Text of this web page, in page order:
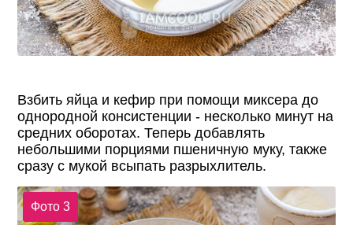
Взбить яйца и кефир при помощи миксера до
однородной консистенции - несколько минут на
средних оборотах. Теперь добавлять
небольшими порциями пшеничную муку, также
сразу с мукой всыпать разрыхлитель.
Фото 3